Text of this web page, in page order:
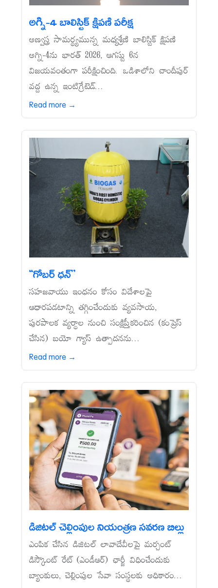
అగ్ని-4 బాలిస్టిక్‌ క్షిపణి పరీక్ష
అణ్వస్త్ర సామర్థ్యమున్న మధ్యశ్రేణి బాలిస్టిక్‌ క్షిపణి
అగ్ని-4ను భారత్‌ 2026, ఆగస్టు 6న
విజయవంతంగా పరీక్షించింది. ఒడిశాలోని చాందీపుర్‌
వద్ద ఉన్న ఇంటిగ్రేటెడ్‌...
Read more →
‘‘గోబర్‌ ధన్‌’’
సహజవాయు ఇంధనం కోసం విదేశాలపై
ఆధారపడటాన్ని తగ్గించేందుకు వ్యవసాయ,
పురపాలక వ్యర్థాల నుంచి సంక్షిప్తీకరించిన (కంప్రెస్‌
చేసిన) బయో గ్యాస్‌ ఉత్పాదనను...
Read more →
డిజిటల్‌ చెల్లింపుల నియంత్రణ సవరణ బిల్లు
ఎంపిక చేసిన డిజిటల్‌ లావాదేవీలపై మర్చంట్‌
డిస్కౌంట్‌ రేట్‌ (ఎండీఆర్‌) ఛార్జీ విధించేందుకు
బ్యాంకులు, చెల్లింపుల సేవా సంస్థలకు అధికారం...